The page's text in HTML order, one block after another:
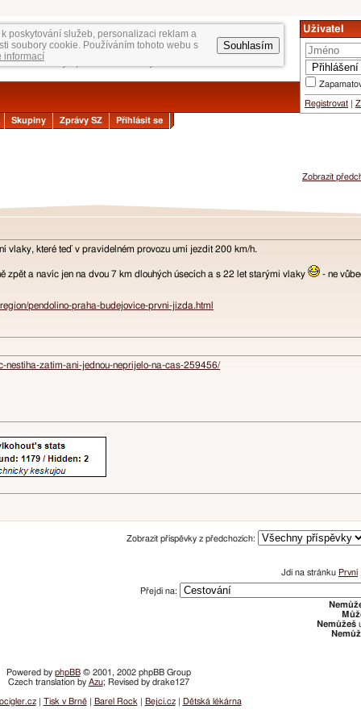
poskytování služeb, personalizaci reklam a
soubory cookie. Používáním tohoto webu s
informací
Souhlasím
Uživatel
Registrovat
Skupiny Zprávy SZ Přihlásit se
Zobrazit
vlaky, které teď v pravidelném provozu umí jezdit 200 km/h.
zpět a navíc jen na dvou 7 km dlouhých úsecích a s 22 let starými vlaky - ne
pendolino-praha-budejovice-prvni-jizda.html
nestiha-zatim-ani-jednou-neprijelo-na-cas-259456/
Zobrazit příspěvky z předchozích:
Jdi na stránku První
Přejdi na:
Nemůžeš
Powered by phpBB© 2001, 2002 phpBB Group
Czech translation by Azu; Revised by drake127
| Tisk v Brně| Barel Rock Bejci.cz| Dětská lékárna